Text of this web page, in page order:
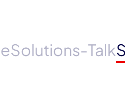
Solutions-Talk